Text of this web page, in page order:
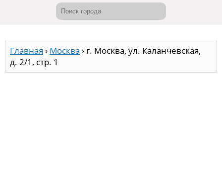
Главная › Москва › г. Москва, ул. Каланчевская,
д. 2/1, стр. 1